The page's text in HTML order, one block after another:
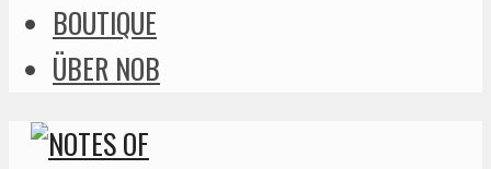
BOUTIQUE
ÜBER NOB